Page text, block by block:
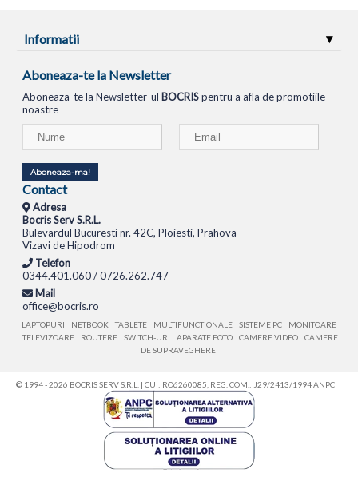
Informatii
Aboneaza-te la Newsletter
Aboneaza-te la Newsletter-ul BOCRISpentru a afla de promotiile
noastre
Aboneaza-ma!
Contact
Adresa
Bocris Serv S.R.L.
Bulevardul Bucuresti nr. 42C, Ploiesti, Prahova
Vizavi de Hipodrom
Telefon
0344.401.060 / 0726.262.747
Mail
office@bocris.ro
LAPTOPURI NETBOOK TABLETE MULTIFUNCTIONALE SISTEME PC
MONITOARE
TELEVIZOARE
ROUTERE SWITCH-URI APARATE FOTO CAMERE VIDEO
CAMERE
DE SUPRAVEGHERE
© 1994 - 2026 BOCRIS SERV S.R.L. | CUI: RO6260085, REG. COM.: J29/2413/1994ANPC